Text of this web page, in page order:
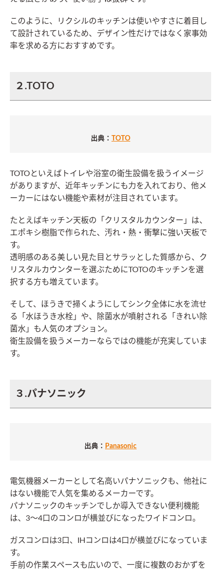
このように、リクシルのキッチンは使いやすさに着目し
て設計されているため、デザイン性だけではなく家事効
率を求める方におすすめです。
２.TOTO
出典： TOTO
TOTOといえばトイレや浴室の衛生設備を扱うイメージ
がありますが、近年キッチンにも力を入れており、他メ
ーカーにはない機能や素材が注目されています。
たとえばキッチン天板の「クリスタルカウンター」は、
エポキシ樹脂で作られた、汚れ・熱・衝撃に強い天板で
す。
透明感のある美しい見た目とサラッとした質感から、ク
リスタルカウンターを選ぶためにTOTOのキッチンを選
択する方も増えています。
そして、ほうきで掃くようにしてシンク全体に水を流せ
る「水ほうき水栓」や、除菌水が噴射される「きれい除
菌水」も人気のオプション。
衛生設備を扱うメーカーならではの機能が充実していま
す。
３.パナソニック
出典： Panasonic
電気機器メーカーとして名高いパナソニックも、他社に
はない機能で人気を集めるメーカーです。
パナソニックのキッチンでしか導入できない便利機能
は、3～4口のコンロが横並びになったワイドコンロ。
ガスコンロは3口、IHコンロは4口が横並びになっていま
す。
手前の作業スペースも広いので、一度に複数のおかずを